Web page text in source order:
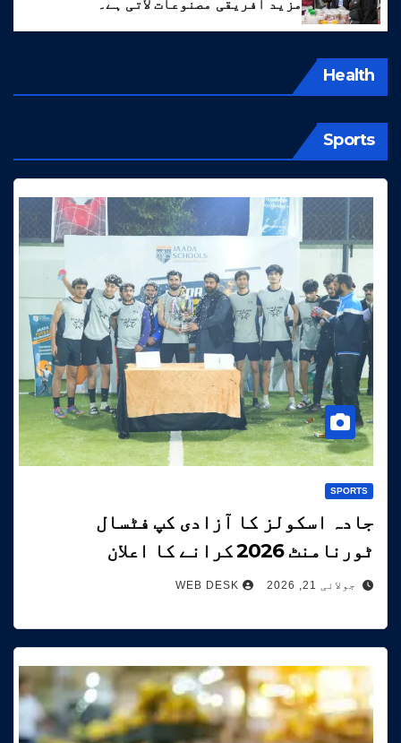
مزید افریقی مصنوعات لاتی ہے۔
Health
Sports
SPORTS
جادہ اسکولز کا آزادی کپ فٹسال
ٹورنامنٹ 2026 کرانے کا اعلان
جولائی 21, 2026 WEB DESK